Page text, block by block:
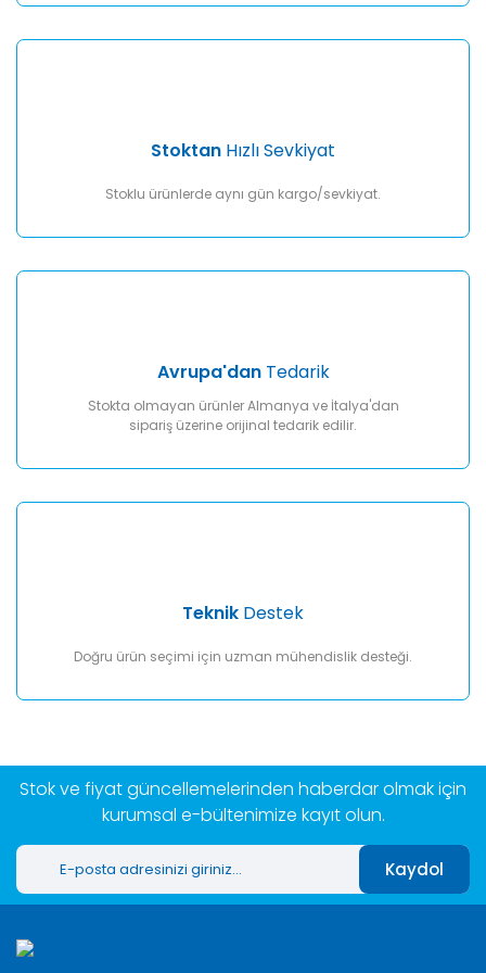
Stoktan Hızlı Sevkiyat
Stoklu ürünlerde aynı gün kargo/sevkiyat.
Avrupa'danTedarik
Stokta olmayan ürünler Almanya ve İtalya'dan
sipariş üzerine orijinal tedarik edilir.
Teknik Destek
Doğru ürün seçimi için uzman mühendislik desteği.
Stok ve fiyat güncellemelerinden haberdar olmak için
kurumsal e-bültenimize kayıt olun.
Kaydol